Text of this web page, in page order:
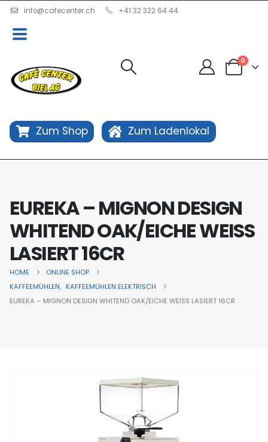
info@cafecenter.ch +41 32 322 64 44
0
Zum Shop Zum Ladenlokal
EUREKA – MIGNON DESIGN
WHITEND OAK/EICHE WEISS
LASIERT 16CR
HOME
ONLINE SHOP
KAFFEEMÜHLEN, KAFFEEMÜHLEN ELEKTRISCH
EUREKA – MIGNON DESIGN WHITEND OAK/EICHE WEISS LASIERT 16CR